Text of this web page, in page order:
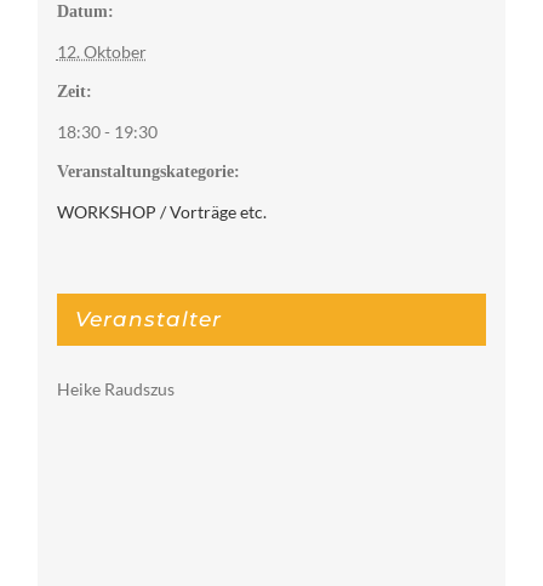
Datum:
12. Oktober
Zeit:
18:30 - 19:30
Veranstaltungskategorie:
WORKSHOP / Vorträge etc.
Veranstalter
Heike Raudszus